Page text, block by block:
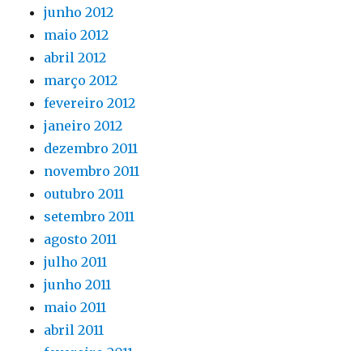
junho 2012
maio 2012
abril 2012
março 2012
fevereiro 2012
janeiro 2012
dezembro 2011
novembro 2011
outubro 2011
setembro 2011
agosto 2011
julho 2011
junho 2011
maio 2011
abril 2011